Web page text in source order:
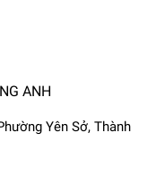
ANH
Yên Sở, Thành